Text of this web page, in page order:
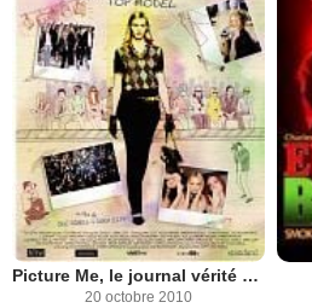
Picture Me, le journal vérité d'un top model
20 octobre 2010